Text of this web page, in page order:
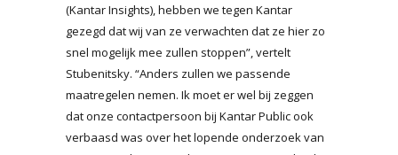
(Kantar Insights), hebben we tegen Kantar
gezegd dat wij van ze verwachten dat ze hier zo
snel mogelijk mee zullen stoppen”, vertelt
Stubenitsky. “Anders zullen we passende
maatregelen nemen. Ik moet er wel bij zeggen
dat onze contactpersoon bij Kantar Public ook
verbaasd was over het lopende onderzoek van